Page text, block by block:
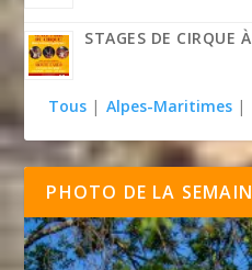
STAGES DE CIRQUE
Tous | Alpes-Maritimes |
PHOTO DE LA